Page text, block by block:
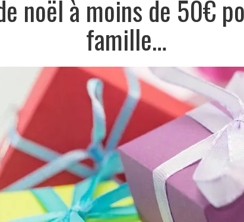
noël à moins de 50€
famille…